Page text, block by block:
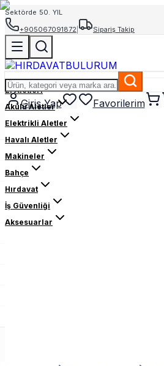
Sektörde 50. YIL
+905067091872
Sipariş Takip
Giriş Yap Favorilerim
El Aletleri
Akülü Aletler
Elektrikli Aletler
Havalı Aletler
Makineler
Bahçe
Hırdavat
İş Güvenliği
Aksesuarlar